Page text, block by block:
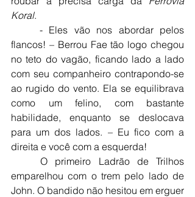
Koral.
flancos! – Berrou Fae tão logo chegou
no teto do vagão, ficando lado a lado
com seu companheiro contrapondo-se
ao rugido do vento. Ela se equilibrava
como um felino, com bastante
habilidade, enquanto se deslocava
para um dos lados. – Eu fico com a
direita e você com a esquerda!
	O primeiro Ladrão de Trilhos
emparelhou com o trem pelo lado de
John. O bandido não hesitou em erguer